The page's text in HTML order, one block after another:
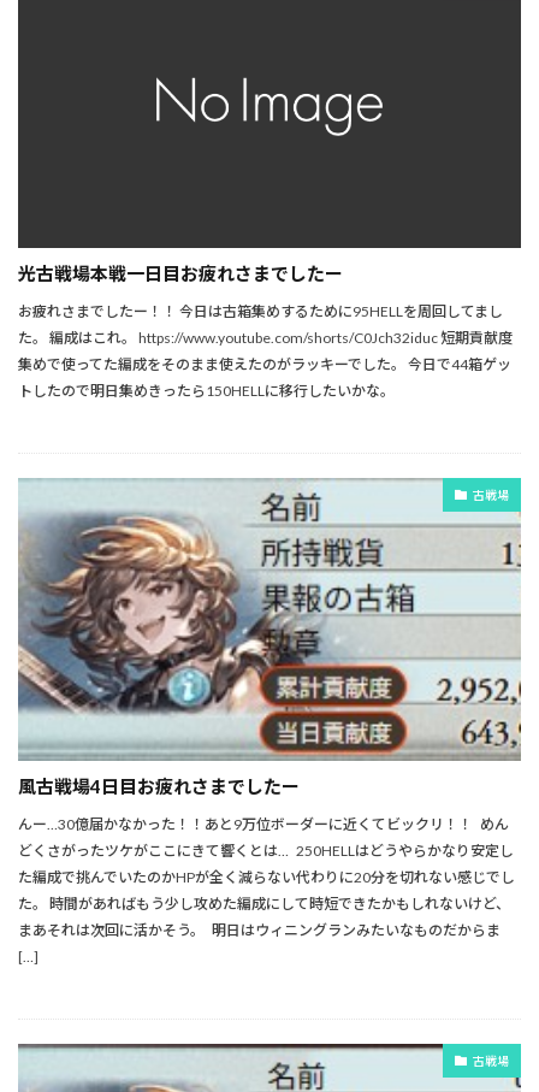
光古戦場本戦一日目お疲れさまでしたー
お疲れさまでしたー！！ 今日は古箱集めするために95HELLを周回してまし
た。 編成はこれ。 https://www.youtube.com/shorts/C0Jch32iduc 短期貢献度
集めで使ってた編成をそのまま使えたのがラッキーでした。 今日で44箱ゲッ
トしたので明日集めきったら150HELLに移行したいかな。
古戦場
風古戦場4日目お疲れさまでしたー
んー…30億届かなかった！！あと9万位ボーダーに近くてビックリ！！ めん
どくさがったツケがここにきて響くとは… 250HELLはどうやらかなり安定し
た編成で挑んでいたのかHPが全く減らない代わりに20分を切れない感じでし
た。 時間があればもう少し攻めた編成にして時短できたかもしれないけど、
まあそれは次回に活かそう。 明日はウィニングランみたいなものだからま
[…]
古戦場